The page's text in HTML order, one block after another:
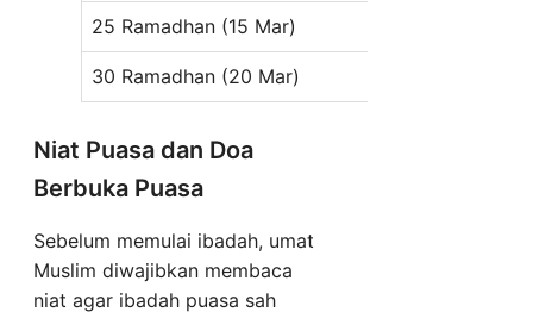
25 Ramadhan (15 Mar)
30 Ramadhan (20 Mar)
Niat Puasa dan Doa
Berbuka Puasa
Sebelum memulai ibadah, umat
Muslim diwajibkan membaca
niat agar ibadah puasa sah